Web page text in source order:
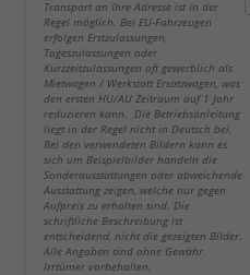
Transport an Ihre Adresse ist in der
Regel möglich. Bei EU-Fahrzeugen
erfolgen Erstzulassungen,
Tageszulassungen oder
Kurzzeitzulassungen oft gewerblich als
Mietwagen / Werkstatt Ersatzwagen, was
den ersten HU/AU Zeitraum auf 1 Jahr
reduzieren kann. Die Betriebsanleitung
liegt in der Regel nicht in Deutsch bei.
Bei den verwendeten Bildern kann es
sich um Beispielbilder handeln die
Sonderausstattungen oder abweichende
Ausstattung zeigen, welche nur gegen
Aufpreis zu erhalten sind. Die
schriftliche Beschreibung ist
entscheidend, nicht die gezeigten Bilder.
Alle Angaben sind ohne Gewähr.
Irrtümer vorbehalten.